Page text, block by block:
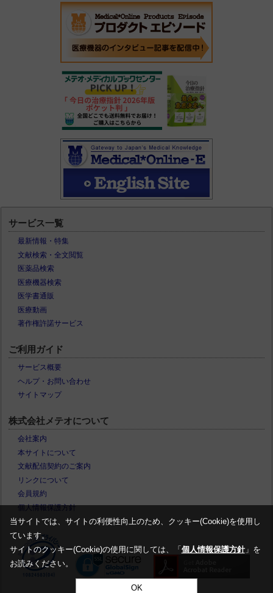
サービス一覧
最新情報・特集
文献検索・全文閲覧
医薬品検索
医療機器検索
医学書通販
医療動画
著作権許諾サービス
ご利用ガイド
サービス概要
ヘルプ・お問い合わせ
サイトマップ
株式会社メテオについて
会社案内
本サイトについて
文献配信契約のご案内
リンクについて
会員規約
個人情報保護方針
当サイトでは、サイトの利便性向上のため、クッキー(Cookie)を使用し
ています。
サイトのクッキー(Cookie)の使用に関しては、「 個人情報保護方針」を
お読みください。
OK